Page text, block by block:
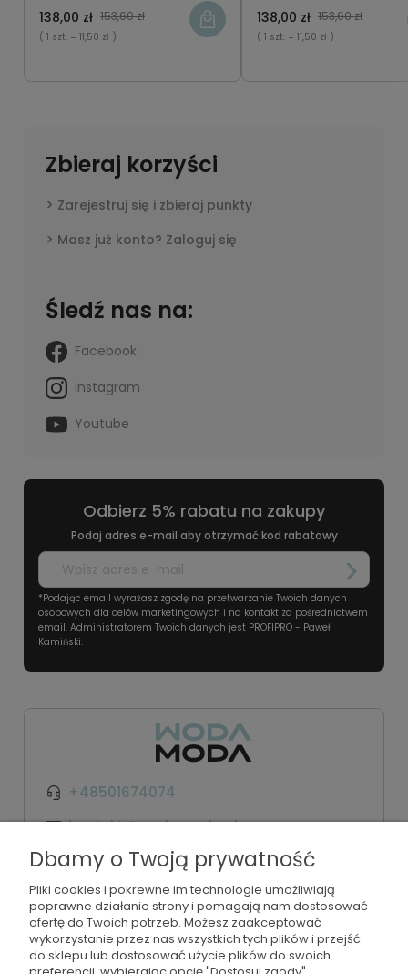
138,00 zł 153,60 zł
( 1 szt. = 11,50 zł )
138,00 zł 153,60 zł
( 1 szt. = 11,50 zł )
Zbieraj korzyści
Zarejestruj się i zbieraj punkty
Masz już konto? Zaloguj się
Śledź nas na:
Facebook
Instagram
Youtube
Odbierz 5% rabatu na zakupy
Podaj adres e-mail aby otrzymać kod rabatowy
*Podając email wyrażasz zgodę na przetwarzanie Twoich danych
osobowych dla celów marketingowych i na kontakt za pośrednictwem
email. Administratorem Twoich danych jest PROFIPRO - Paweł
Kamiński.
+48501674074
kontakt@wodamoda.pl
Moje konto
Regulamin i polityka
Płatności i dostawa
Dbamy o Twoją prywatność
Pliki cookies i pokrewne im technologie umożliwiają
poprawne działanie strony i pomagają nam dostosować
ofertę do Twoich potrzeb. Możesz zaakceptować
wykorzystanie przez nas wszystkich tych plików i przejść
do sklepu lub dostosować użycie plików do swoich